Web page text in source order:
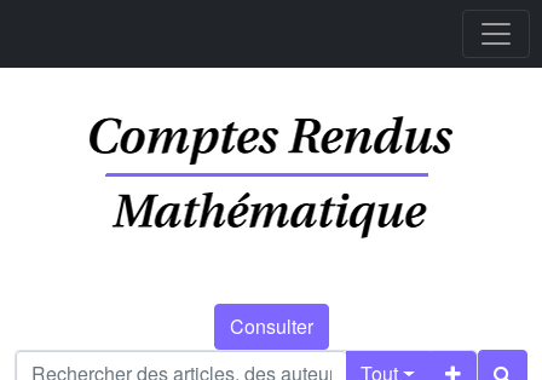
Consulter
Tout